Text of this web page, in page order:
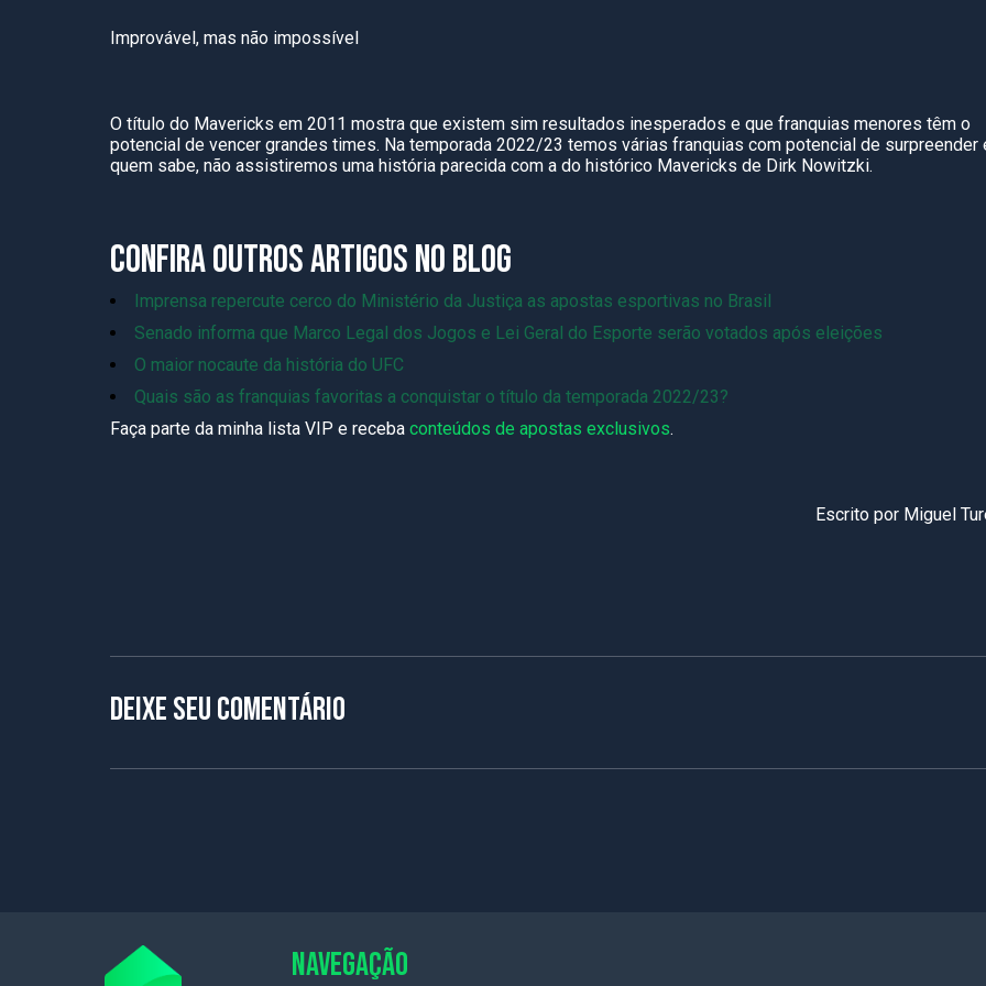
Improvável, mas não impossível
O título do Mavericks em 2011 mostra que existem sim resultados inesperados e que franquias menores têm o
potencial de vencer grandes times. Na temporada 2022/23 temos várias franquias com potencial de surpreender
quem sabe, não assistiremos uma história parecida com a do histórico Mavericks de Dirk Nowitzki.
CONFIRA OUTROS ARTIGOS NO BLOG
Imprensa repercute cerco do Ministério da Justiça as apostas esportivas no Brasil
Senado informa que Marco Legal dos Jogos e Lei Geral do Esporte serão votados após eleições
O maior nocaute da história do UFC
Quais são as franquias favoritas a conquistar o título da temporada 2022/23?
Faça parte da minha lista VIP e receba conteúdos de apostas exclusivos.
Escrito por Miguel
Deixe seu comentário
NAVEGAÇÃO